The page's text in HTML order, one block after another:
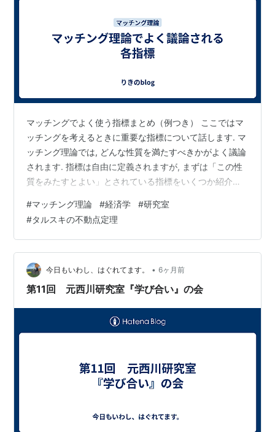
マッチングでよく使う指標まとめ（例つき） ここではマ
ッチングを考えるときに重要な指標について話します. マ
ッチング理論では, どんな性質を満たすべきかがよく議論
されます. 指標は自由に定義されますが, まずは「この性
質をみたすとよい」とされている指標をいくつか紹介し
（feasible） 個人合理的（IR） 公平性（fair） 無駄のな
さ（non-wasteful） （A の中で）学生最適（student-
optimal in A） 効率的（Pareto efficient） を紹介します.
定義実行可能 マッチングが各学校の定員内におさま…
#マッチング理論 #経済学 #研究室
#タルスキの不動点定理
今日もいわし、はぐれてます。 • 6ヶ月前
第11回 元西川研究室『学び合い』の会